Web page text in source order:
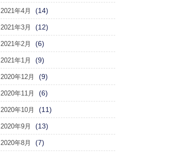
2021年4月 (14)
2021年3月 (12)
2021年2月 (6)
2021年1月 (9)
2020年12月 (9)
2020年11月 (6)
2020年10月 (11)
2020年9月 (13)
2020年8月 (7)